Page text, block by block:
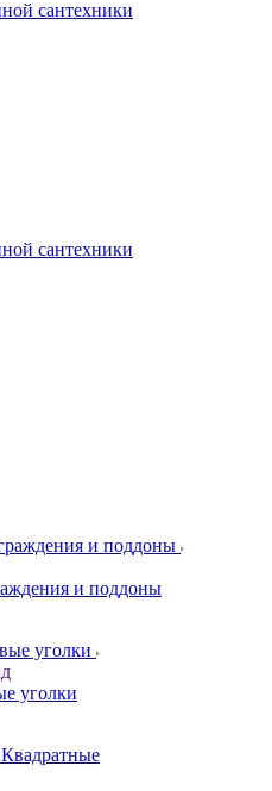
и поддоны
и поддоны
уголки
уголки
Квадратные